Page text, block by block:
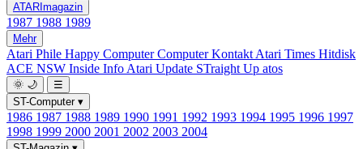
ATARImagazin
1987 1988 1989
Mehr
Atari Phile Happy ComputerComputer Kontakt Atari Times Hitdisk
ACE NSW Inside Info Atari Update STraight Up atos
🌞 🌙
☰
ST-Computer ▾
1986 1987 1988 1989 1990 1991 1992 1993 1994 1995 1996 1997
1998 1999 2000 2001 2002 2003 2004